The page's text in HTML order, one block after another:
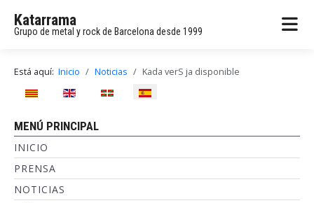
Katarrama
Grupo de metal y rock de Barcelona desde 1999
Está aquí: Inicio Noticias Kada verS ja disponible
Seleccione su idioma
MENÚ PRINCIPAL
INICIO
PRENSA
NOTICIAS